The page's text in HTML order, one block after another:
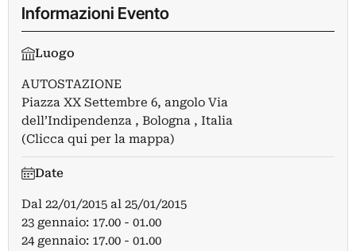
Informazioni Evento
Luogo
AUTOSTAZIONE
Piazza XX Settembre 6, angolo Via
dell’Indipendenza , Bologna , Italia
(Clicca qui per la mappa)
Date
Dal 22/01/2015 al 25/01/2015
23 gennaio: 17.00 - 01.00
24 gennaio: 17.00 - 01.00